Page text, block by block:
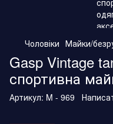
Чоловіки Майки/
Gasp Vintage
спортивна
Артикул: M - 969